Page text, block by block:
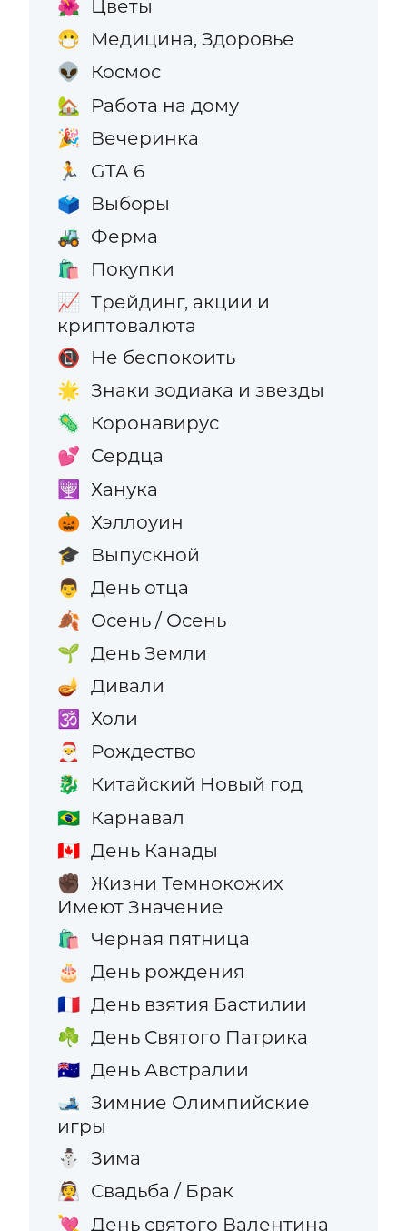
🌺 Цветы
😷 Медицина, Здоровье
👽 Космос
🏡 Работа на дому
🎉 Вечеринка
🏃 GTA 6
🗳️ Выборы
🚜 Ферма
🛍️ Покупки
📈 Трейдинг, акции и
криптовалюта
📵 Не беспокоить
🌟 Знаки зодиака и звезды
🦠 Коронавирус
💕 Сердца
🕎 Ханука
🎃 Хэллоуин
🎓 Выпускной
👨 День отца
🍂 Осень / Осень
🌱 День Земли
🪔 Дивали
🕉️ Холи
🎅 Рождество
🐉 Китайский Новый год
🇧🇷 Карнавал
🇨🇦 День Канады
✊🏿 Жизни Темнокожих
Имеют Значение
🛍️ Черная пятница
🎂 День рождения
🇫🇷 День взятия Бастилии
☘️ День Святого Патрика
🇦🇺 День Австралии
🎿 Зимние Олимпийские
игры
⛄ Зима
👰 Свадьба / Брак
💘 День святого Валентина